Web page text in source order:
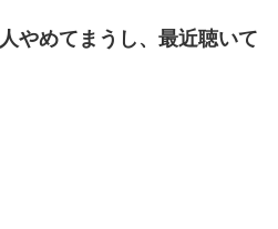
やめてまうし、最近聴いて